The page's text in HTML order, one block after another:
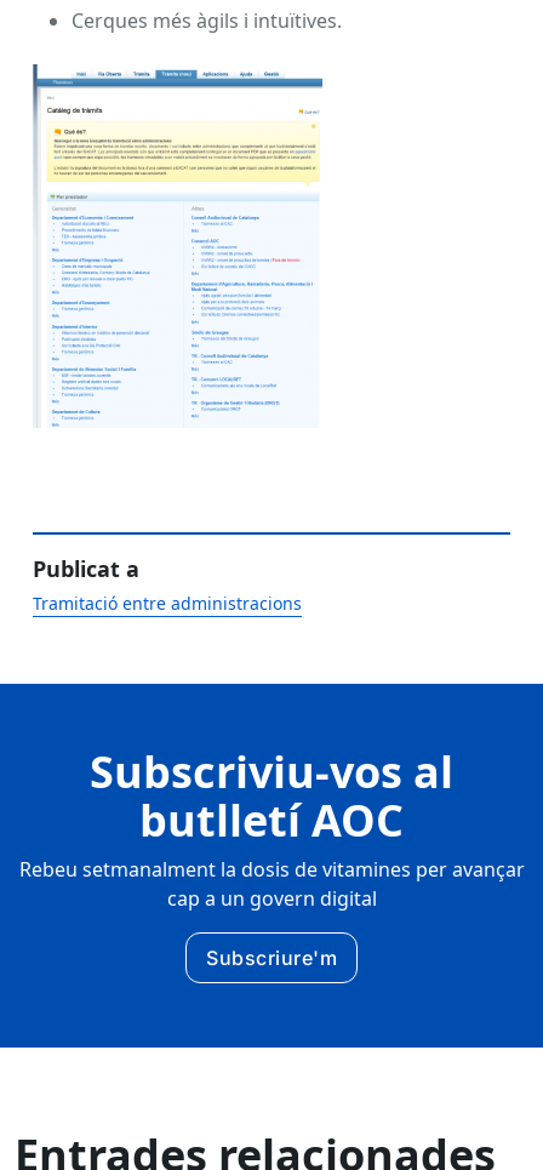
Cerques més àgils i intuïtives.
Publicat a
Tramitació entre administracions
Subscriviu-vos al
butlletí AOC
Rebeu setmanalment la dosis de vitamines per avançar
cap a un govern digital
Subscriure'm
Entrades relacionades